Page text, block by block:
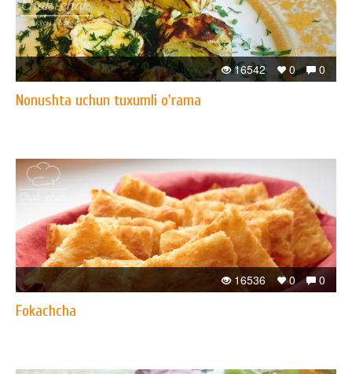
0
0
16542
Nonushta uchun tuxumli o'rama
0
0
16536
Fokachcha